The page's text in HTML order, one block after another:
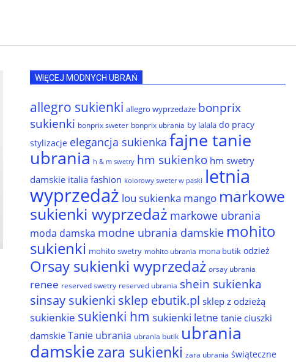
WIĘCEJ MODNYCH UBRAŃ
allegro sukienki allegro wyprzedaże bonprix
sukienki bonprix sweter bonprix ubrania by lalala do pracy
stylizacje elegancja sukienka fajne tanie
ubrania h & m swetry hm sukienko hm swetry
damskie italia fashion kolorowy sweter w paski letnia
wyprzedaż lou sukienka mango markowe
sukienki wyprzedaż markowe ubrania
moda damska modne ubrania damskie mohito
sukienki mohito swetry mohito ubrania mona butik odzież
Orsay sukienki wyprzedaż orsay ubrania
renee reserved swetry reserved ubrania shein sukienka
sinsay sukienki sklep ebutik.pl sklep z odzieżą
sukienkie sukienki hm sukienki letne tanie ciuszki
damskie Tanie ubrania ubrania butik ubrania
damskiezara sukienki zara ubrania świąteczne